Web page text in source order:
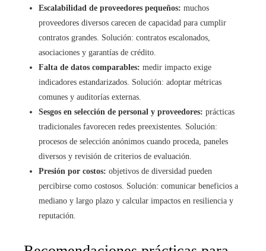
Escalabilidad de proveedores pequeños: muchos
proveedores diversos carecen de capacidad para cumplir
contratos grandes. Solución: contratos escalonados,
asociaciones y garantías de crédito.
Falta de datos comparables: medir impacto exige
indicadores estandarizados. Solución: adoptar métricas
comunes y auditorías externas.
Sesgos en selección de personal y proveedores: prácticas
tradicionales favorecen redes preexistentes. Solución:
procesos de selección anónimos cuando proceda, paneles
diversos y revisión de criterios de evaluación.
Presión por costos: objetivos de diversidad pueden
percibirse como costosos. Solución: comunicar beneficios a
mediano y largo plazo y calcular impactos en resiliencia y
reputación.